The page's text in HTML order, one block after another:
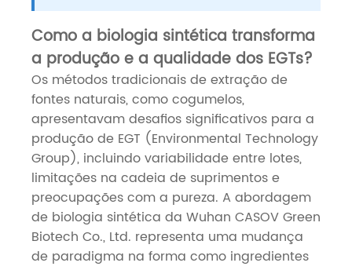
Como a biologia sintética transforma
a produção e a qualidade dos EGTs?
Os métodos tradicionais de extração de
fontes naturais, como cogumelos,
apresentavam desafios significativos para a
produção de EGT (Environmental Technology
Group), incluindo variabilidade entre lotes,
limitações na cadeia de suprimentos e
preocupações com a pureza. A abordagem
de biologia sintética da Wuhan CASOV Green
Biotech Co., Ltd. representa uma mudança
de paradigma na forma como ingredientes